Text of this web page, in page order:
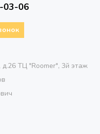
03-06
д.26 ТЦ "Roomer", 3й этаж